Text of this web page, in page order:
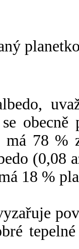
78 %
(0,08
18 %